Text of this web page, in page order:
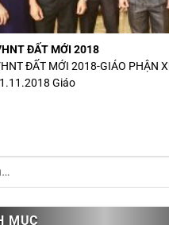
ĐẤT MỚI 2018
ĐẤT MỚI 2018-GIÁO PHẬN
Giáo
MỤC